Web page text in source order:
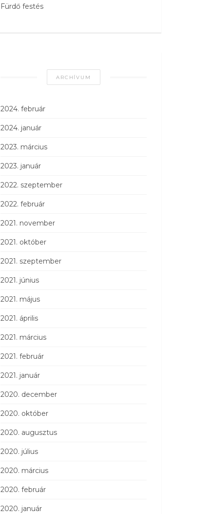
Fürdő festés
ARCHÍVUM
2024. február
2024. január
2023. március
2023. január
2022. szeptember
2022. február
2021. november
2021. október
2021. szeptember
2021. június
2021. május
2021. április
2021. március
2021. február
2021. január
2020. december
2020. október
2020. augusztus
2020. július
2020. március
2020. február
2020. január